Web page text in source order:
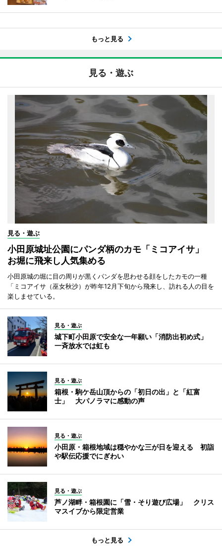
もっと見る
見る・遊ぶ
見る・遊ぶ
小田原城址公園にパンダ柄のカモ「ミコアイサ」
お堀に飛来し人気集める
小田原城の堀に目の周りが黒くパンダを思わせる顔をしたカモの一種
「ミコアイサ（巫女秋沙）が昨年12月下旬から飛来し、訪れる人の目を
楽しませている。
見る・遊ぶ
城下町小田原で安全な一年願い「消防出初め式」
一斉放水では虹も
見る・遊ぶ
箱根・駒ケ岳山頂からの「初日の出」と「紅富
士」 大パノラマに感動の声
見る・遊ぶ
小田原・箱根地域は穏やかな三が日を迎える 初詣
や駅伝応援でにぎわい
見る・遊ぶ
芦ノ湖畔・箱根園に「雪・そり遊び広場」 クリス
マスイブから限定営業
もっと見る